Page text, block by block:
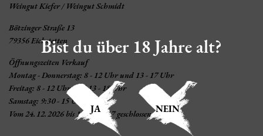
Weingut Kiefer / Weingut Schmidt
Bötzinger Straße 13
79356 Eichstetten
Öffnungszeiten Verkauf
Montag - Donnerstag: 8 - 12 Uhr und 13 - 17 Uhr
Freitag: 8 - 12 Uhr und 13 - 18 Uhr
Samstag: 9:30 - 15 Uhr
Vom 24.12.2026 bis 10.01.2027 geschlossen
Bist du über 18 Jahre alt?
JA NEIN